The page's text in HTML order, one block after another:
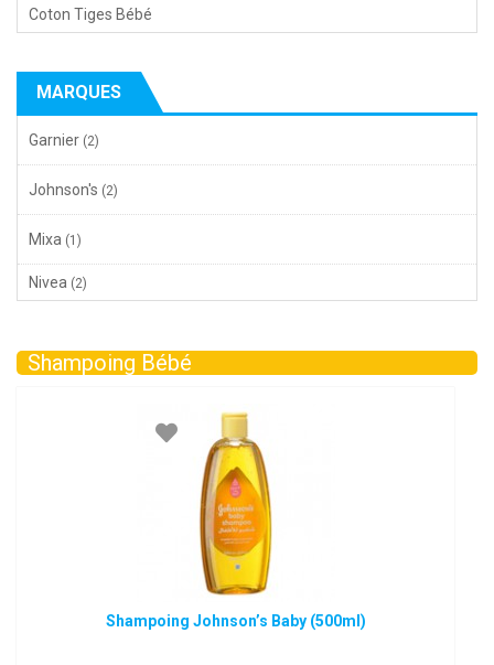
Coton Tiges Bébé
MARQUES
Garnier (2)
Johnson's (2)
Mixa (1)
Nivea (2)
Shampoing Bébé
Shampoing Johnson’s Baby (500ml)